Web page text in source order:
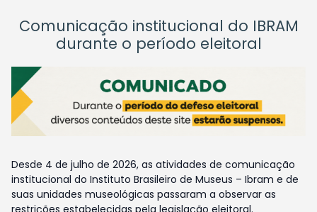
Comunicação institucional do IBRAM
durante o período eleitoral
Desde 4 de julho de 2026, as atividades de comunicação
institucional do Instituto Brasileiro de Museus – Ibram e de
suas unidades museológicas passaram a observar as